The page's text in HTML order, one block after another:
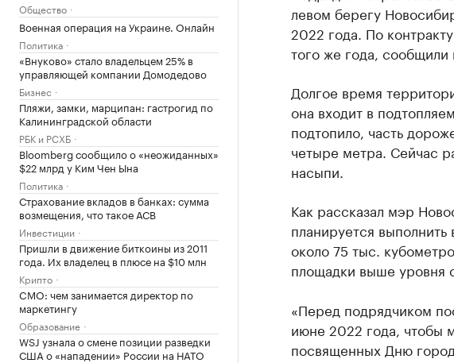
Общество
Военная операция на Украине. Онлайн
Политика
«Внуково» стало владельцем 25% в
управляющей компании Домодедово
Бизнес
Пляжи, замки, марципан: гастрогид по
Калининградской области
РБК и РСХБ
Bloomberg сообщило о «неожиданных»
$22 млрд у Ким Чен Ына
Политика
Страхование вкладов в банках: сумма
возмещения, что такое АСВ
Инвестиции
Пришли в движение биткоины из 2011
года. Их владелец в плюсе на $10 млн
Крипто
CMO: чем занимается директор по
маркетингу
Образование
WSJ узнала о смене позиции разведки
США о «нападении» России на НАТО
левом берегу
2022 года. По
того же года,
Долгое время
она входит в
подтопило, часть
четыре метра. Сейчас
насыпи.
Как рассказал мэр
планируется
около 75 тыс.
площадки выше уровня
«Перед подрядчиком
июне 2022 года, чтобы
посвященных Дню